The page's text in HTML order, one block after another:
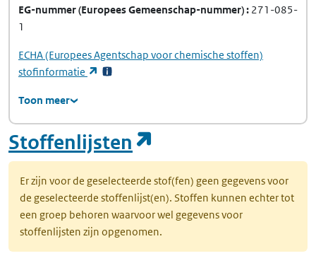
EG-nummer(Europees Gemeenschap-nummer) 271-085-
1
ECHA(Europees Agentschap voor chemische stoffen)
stofinformatie
(opent in een nieuw tabblad)
Toon meer
Stoffenlijsten
Er zijn voor de geselecteerde stof(fen) geen gegevens voor
de geselecteerde stoffenlijst(en). Stoffen kunnen echter tot
een groep behoren waarvoor wel gegevens voor
stoffenlijsten zijn opgenomen.